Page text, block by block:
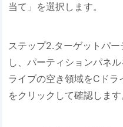
当て」を選択します。
ステップ2.ターゲットパ
し、パーティションパネ
ライブの空き領域をCドラ
をクリックして確認します